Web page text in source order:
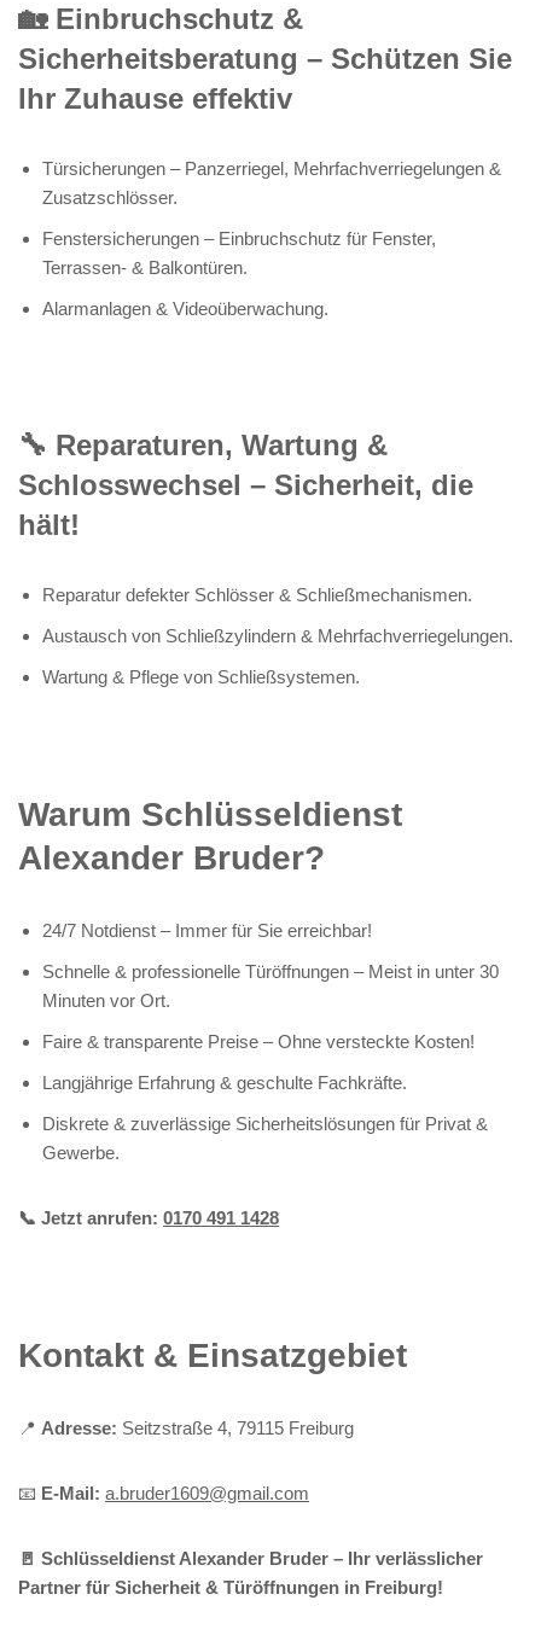
🏡 Einbruchschutz &
Sicherheitsberatung – Schützen Sie
Ihr Zuhause effektiv
Türsicherungen – Panzerriegel, Mehrfachverriegelungen &
Zusatzschlösser.
Fenstersicherungen – Einbruchschutz für Fenster,
Terrassen- & Balkontüren.
Alarmanlagen & Videoüberwachung.
🔧 Reparaturen, Wartung &
Schlosswechsel – Sicherheit, die
hält!
Reparatur defekter Schlösser & Schließmechanismen.
Austausch von Schließzylindern & Mehrfachverriegelungen.
Wartung & Pflege von Schließsystemen.
Warum Schlüsseldienst
Alexander Bruder?
24/7 Notdienst – Immer für Sie erreichbar!
Schnelle & professionelle Türöffnungen – Meist in unter 30
Minuten vor Ort.
Faire & transparente Preise – Ohne versteckte Kosten!
Langjährige Erfahrung & geschulte Fachkräfte.
Diskrete & zuverlässige Sicherheitslösungen für Privat &
Gewerbe.
📞 Jetzt anrufen: 0170 491 1428
Kontakt & Einsatzgebiet
📍 Adresse: Seitzstraße 4, 79115 Freiburg
📧 E-Mail: a.bruder1609@gmail.com
🚪 Schlüsseldienst Alexander Bruder – Ihr verlässlicher
Partner für Sicherheit & Türöffnungen in Freiburg!